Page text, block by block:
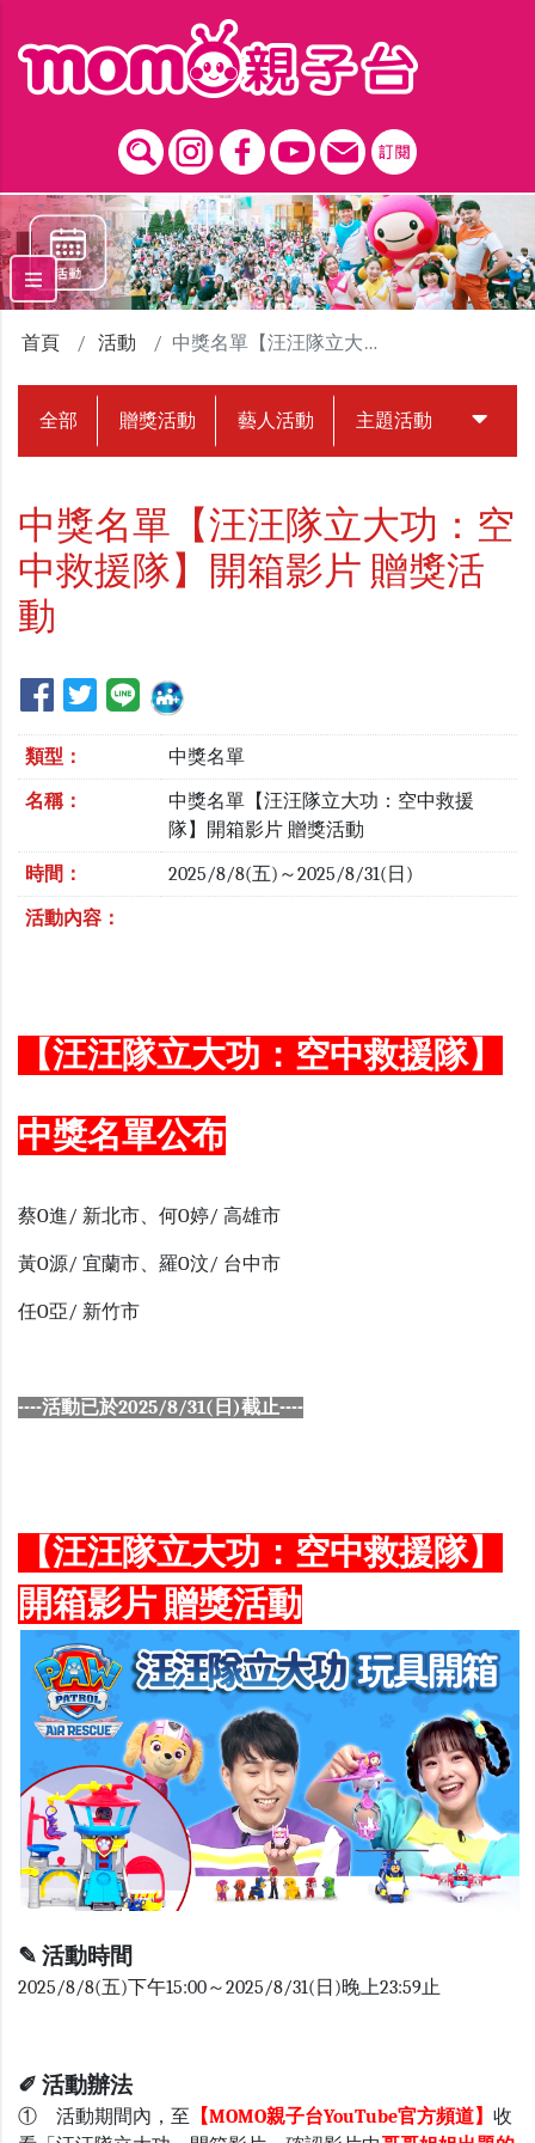
首頁 活動 中獎名單【汪汪隊立大功：空中救援隊】開箱影片 贈獎活動
全部 贈獎活動 藝人活動 主題活動 中獎名
中獎名單【汪汪隊立大功：空
中救援隊】開箱影片 贈獎活
動
類型： 中獎名單
名稱：
中獎名單【汪汪隊立大功：空中救援
隊】開箱影片 贈獎活動
時間： 2025/8/8(五)～2025/8/31(日)
活動內容：
【汪汪隊立大功：空中救援隊】
中獎名單公布
蔡O進/ 新北市、何O婷/ 高雄市
黃O源/ 宜蘭市、羅O汶/ 台中市
任O亞/ 新竹市
----活動已於2025/8/31(日)截止----
【汪汪隊立大功：空中救援隊】
開箱影片 贈獎活動
✎ 活動時間
2025/8/8(五)下午15:00～2025/8/31(日)晚上23:59止
✐ 活動辦法
① 活動期間內，至 【MOMO親子台YouTube官方頻道】 收